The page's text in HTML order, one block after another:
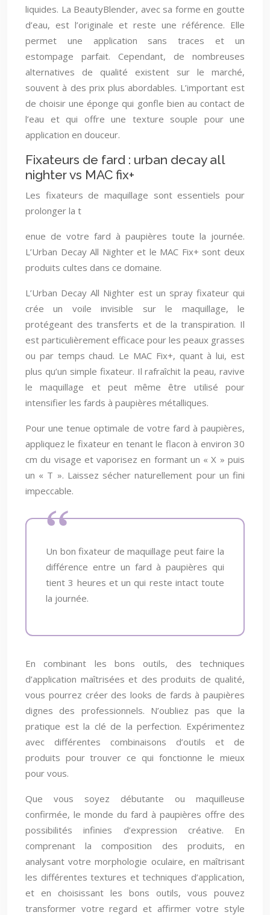
liquides. La BeautyBlender, avec sa forme en goutte
d’eau, est l’originale et reste une référence. Elle
permet une application sans traces et un
estompage parfait. Cependant, de nombreuses
alternatives de qualité existent sur le marché,
souvent à des prix plus abordables. L’important est
de choisir une éponge qui gonfle bien au contact de
l’eau et qui offre une texture souple pour une
application en douceur.
Fixateurs de fard : urban decay all
nighter vs MAC fix+
Les fixateurs de maquillage sont essentiels pour
prolonger la t
enue de votre fard à paupières toute la journée.
L’Urban Decay All Nighter et le MAC Fix+ sont deux
produits cultes dans ce domaine.
L’Urban Decay All Nighter est un spray fixateur qui
crée un voile invisible sur le maquillage, le
protégeant des transferts et de la transpiration. Il
est particulièrement efficace pour les peaux grasses
ou par temps chaud. Le MAC Fix+, quant à lui, est
plus qu’un simple fixateur. Il rafraîchit la peau, ravive
le maquillage et peut même être utilisé pour
intensifier les fards à paupières métalliques.
Pour une tenue optimale de votre fard à paupières,
appliquez le fixateur en tenant le flacon à environ 30
cm du visage et vaporisez en formant un « X » puis
un « T ». Laissez sécher naturellement pour un fini
impeccable.
Un bon fixateur de maquillage peut faire la
différence entre un fard à paupières qui
tient 3 heures et un qui reste intact toute
la journée.
En combinant les bons outils, des techniques
d’application maîtrisées et des produits de qualité,
vous pourrez créer des looks de fards à paupières
dignes des professionnels. N’oubliez pas que la
pratique est la clé de la perfection. Expérimentez
avec différentes combinaisons d’outils et de
produits pour trouver ce qui fonctionne le mieux
pour vous.
Que vous soyez débutante ou maquilleuse
confirmée, le monde du fard à paupières offre des
possibilités infinies d’expression créative. En
comprenant la composition des produits, en
analysant votre morphologie oculaire, en maîtrisant
les différentes textures et techniques d’application,
et en choisissant les bons outils, vous pouvez
transformer votre regard et affirmer votre style